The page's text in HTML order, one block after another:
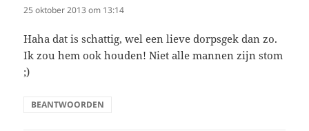
25 oktober 2013 om 13:14
Haha dat is schattig, wel een lieve dorpsgek dan zo.
Ik zou hem ook houden! Niet alle mannen zijn stom
;)
BEANTWOORDEN